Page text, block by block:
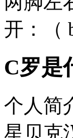
开：（
C罗是
个人简
星贝克